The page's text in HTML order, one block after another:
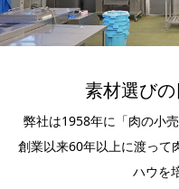
素材選び
弊社は1958年に「肉の小
創業以来60年以上に渡って
ハウを